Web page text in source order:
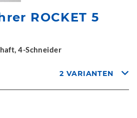
ROCKET 5
4-Schneider
2 VARIANTEN